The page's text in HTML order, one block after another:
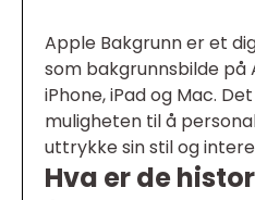
Apple Bakgrunn er et
som bakgrunnsbilde
iPhone, iPad og Mac.
muligheten til å
uttrykke sin stil og
Hva er de